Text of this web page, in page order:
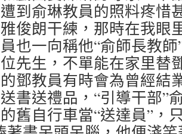
到俞琳教員的照料疼惜
俊朗干練，那時在我眼
也一向稱他“俞師長教
先生，不單能在家里替
鄧教員有時會為曾經結
書送禮品，“引導干部”
舊自行車當“送達員”，